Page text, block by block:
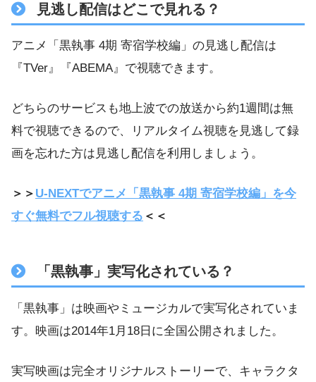
見逃し配信はどこで見れる？
アニメ「黒執事 4期 寄宿学校編」の見逃し配信は
『TVer』『ABEMA』で視聴できます。
どちらのサービスも地上波での放送から約1週間は無
料で視聴できるので、リアルタイム視聴を見逃して録
画を忘れた方は見逃し配信を利用しましょう。
＞＞ U-NEXTでアニメ「黒執事 4期 寄宿学校編」を今
すぐ無料でフル視聴する ＜＜
「黒執事」実写化されている？
「黒執事」は映画やミュージカルで実写化されていま
す。映画は2014年1月18日に全国公開されました。
実写映画は完全オリジナルストーリーで、キャラクタ